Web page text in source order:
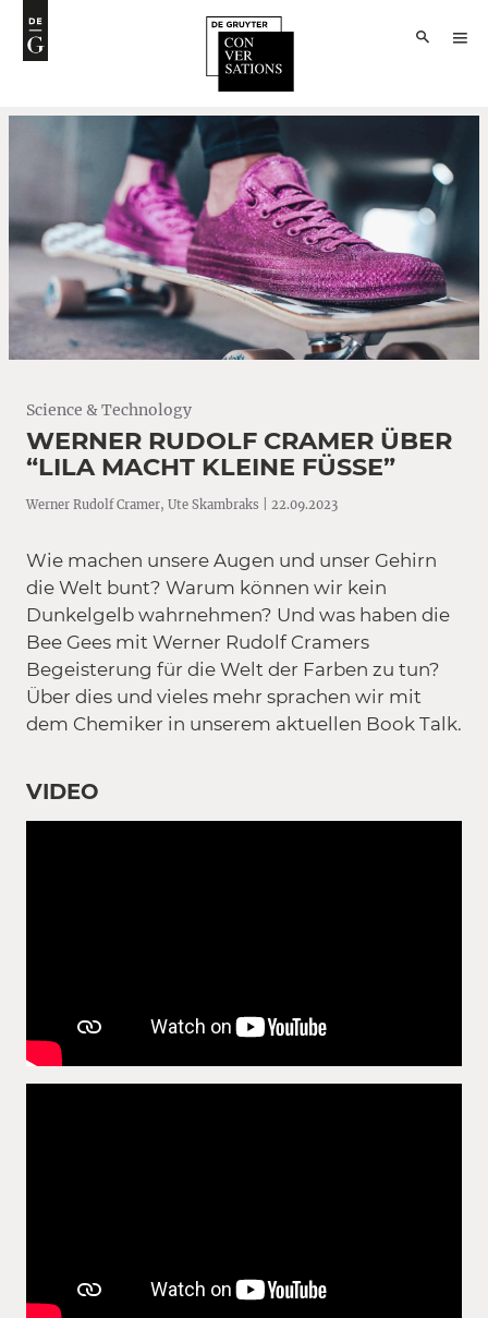
Science & Technology
WERNER RUDOLF CRAMER ÜBER
“LILA MACHT KLEINE FÜSSE”
Werner Rudolf Cramer, Ute Skambraks | 22.09.2023
Wie machen unsere Augen und unser Gehirn
die Welt bunt? Warum können wir kein
Dunkelgelb wahrnehmen? Und was haben die
Bee Gees mit Werner Rudolf Cramers
Begeisterung für die Welt der Farben zu tun?
Über dies und vieles mehr sprachen wir mit
dem Chemiker in unserem aktuellen Book Talk.
VIDEO